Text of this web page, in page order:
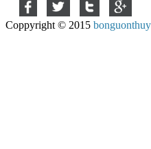
Coppyright © 2015